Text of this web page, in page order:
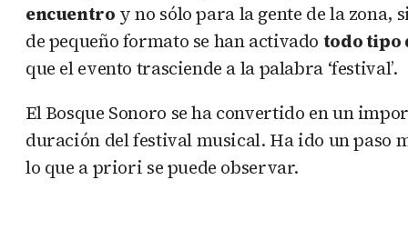
encuentro y no sólo para la gente de la zona,
de pequeño formato se han activado todo tipo
que el evento trasciende a la palabra ‘festival’.
El Bosque Sonoro se ha convertido en un
duración del festival musical. Ha ido un paso
lo que a priori se puede observar.